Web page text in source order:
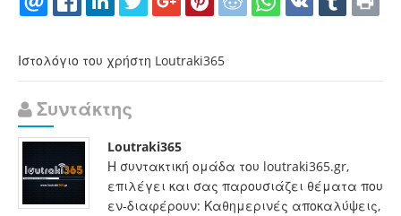
Ιστολόγιο του χρήστη Loutraki365
Συντάκτης
Loutraki365
Η συντακτική ομάδα του loutraki365.gr,
επιλέγει και σας παρουσιάζει θέματα που
εν-διαφέρουν: Καθημερινές αποκαλύψεις,